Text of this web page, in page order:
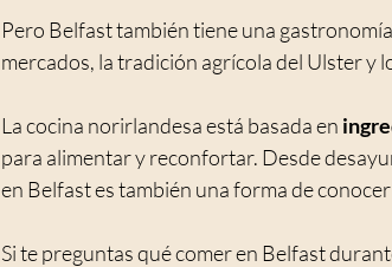
Pero Belfast también tiene una
mercados, la tradición agrícola del Ulster y
La cocina norirlandesa está basada en
para alimentar y reconfortar. Desde
en Belfast es también una forma de
Si te preguntas qué comer en Belfast